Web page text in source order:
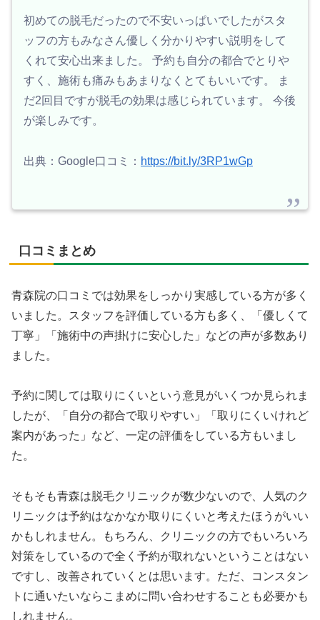
初めての脱毛だったので不安いっぱいでしたがスタ
ッフの方もみなさん優しく分かりやすい説明をして
くれて安心出来ました。 予約も自分の都合でとりや
すく、施術も痛みもあまりなくとてもいいです。 ま
だ2回目ですが脱毛の効果は感じられています。 今後
が楽しみです。
出典：Google口コミ： https://bit.ly/3RP1wGp
口コミまとめ
青森院の口コミでは効果をしっかり実感している方が多く
いました。スタッフを評価している方も多く、「優しくて
丁寧」「施術中の声掛けに安心した」などの声が多数あり
ました。
予約に関しては取りにくいという意見がいくつか見られま
したが、「自分の都合で取りやすい」「取りにくいけれど
案内があった」など、一定の評価をしている方もいまし
た。
そもそも青森は脱毛クリニックが数少ないので、人気のク
リニックは予約はなかなか取りにくいと考えたほうがいい
かもしれません。もちろん、クリニックの方でもいろいろ
対策をしているので全く予約が取れないということはない
ですし、改善されていくとは思います。ただ、コンスタン
トに通いたいならこまめに問い合わせすることも必要かも
しれません。